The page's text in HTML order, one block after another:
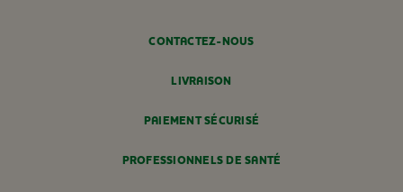
CONTACTEZ-NOUS
LIVRAISON
PAIEMENT SÉCURISÉ
PROFESSIONNELS DE SANTÉ